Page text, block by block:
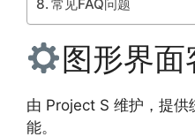
常见FAQ问题
图形界面
由 Project S 维护，提供
能。